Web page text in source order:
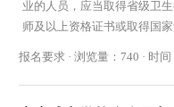
业的人员，应当取得省级卫
师及以上资格证书或取得国家
报名要求 · 浏览量：740 · 时